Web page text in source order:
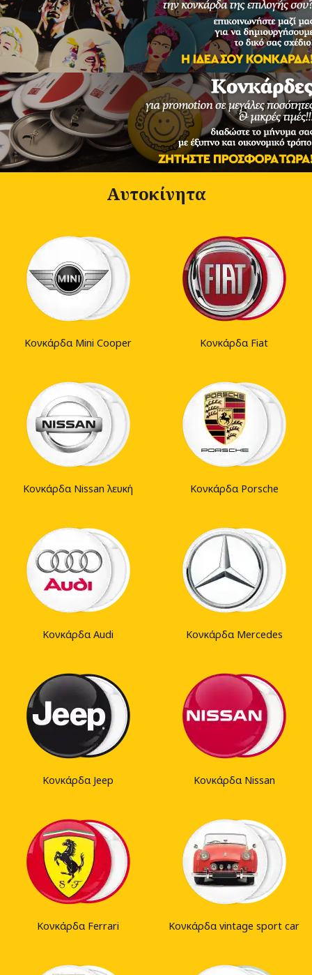
Αυτοκίνητα
Κονκάρδα Mini Cooper Κονκάρδα Fiat
Κονκάρδα Nissan λευκή Κονκάρδα Porsche
Κονκάρδα Audi Κονκάρδα Mercedes
Κονκάρδα Jeep Κονκάρδα Nissan
Κονκάρδα Ferrari Κονκάρδα vintage sport car